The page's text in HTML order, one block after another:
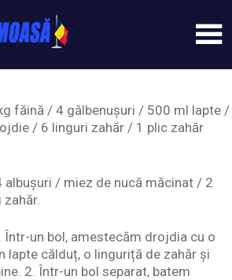
făină / 4 gălbenușuri / 500 ml lapte /
/ 6 linguri zahăr / 1 plic zahăr
albușuri / miez de nucă măcinat / 2
Într-un bol, amestecăm drojdia cu o
lapte călduț, o linguriță de zahăr și
2. Într-un bol separat, batem